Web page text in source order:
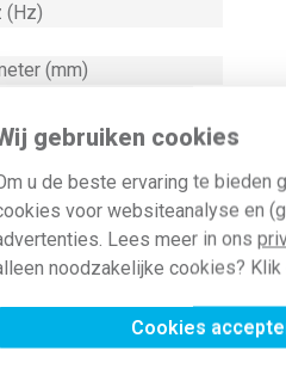
gebruiken cookies
u de beste ervaring te bieden
voor websiteanalyse en
Lees meer in ons
noodzakelijke cookies? Klik
Cookies
(Hz)
(mm)
(A)
(Hz)